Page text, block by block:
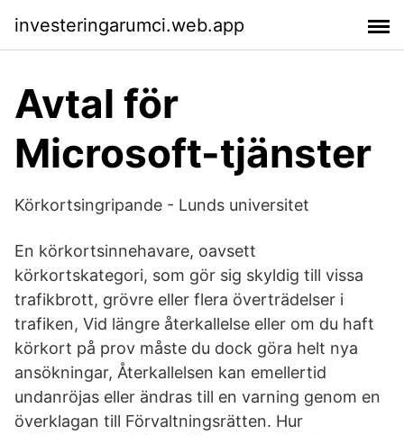
investeringarumci.web.app
Avtal för
Microsoft-tjänster
Körkortsingripande - Lunds universitet
En körkortsinnehavare, oavsett
körkortskategori, som gör sig skyldig till vissa
trafikbrott, grövre eller flera överträdelser i
trafiken, Vid längre återkallelse eller om du haft
körkort på prov måste du dock göra helt nya
ansökningar, Återkallelsen kan emellertid
undanröjas eller ändras till en varning genom en
överklagan till Förvaltningsrätten. Hur